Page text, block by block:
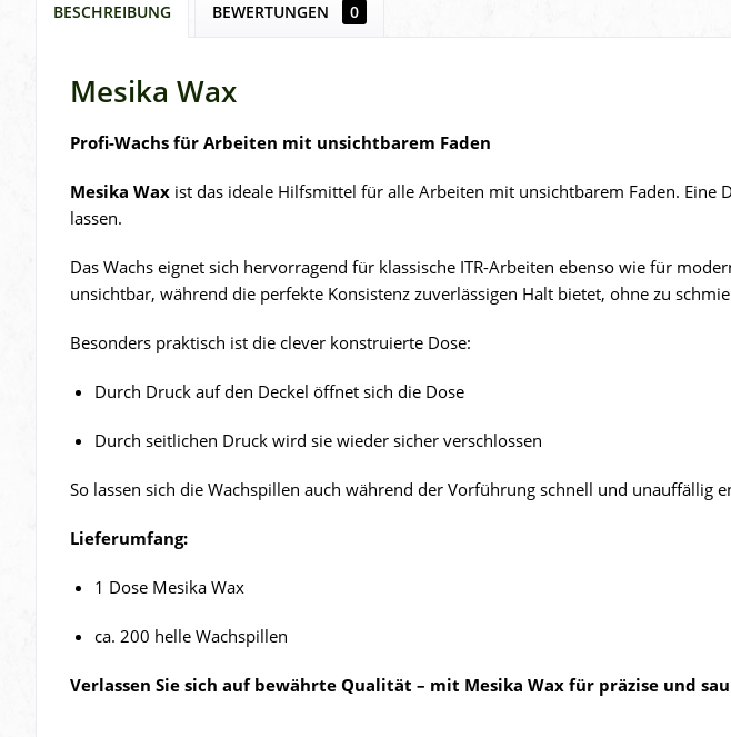
BESCHREIBUNG BEWERTUNGEN 0
Mesika Wax
Profi-Wachs für Arbeiten mit unsichtbarem Faden
Mesika Wax ist das ideale Hilfsmittel für alle Arbeiten mit unsichtbarem Faden. Eine
lassen.
Das Wachs eignet sich hervorragend für klassische ITR-Arbeiten ebenso wie für
unsichtbar, während die perfekte Konsistenz zuverlässigen Halt bietet, ohne zu
Besonders praktisch ist die clever konstruierte Dose:
Durch Druck auf den Deckel öffnet sich die Dose
Durch seitlichen Druck wird sie wieder sicher verschlossen
So lassen sich die Wachspillen auch während der Vorführung schnell und unauffällig
Lieferumfang:
1 Dose Mesika Wax
ca. 200 helle Wachspillen
Verlassen Sie sich auf bewährte Qualität – mit Mesika Wax für präzise und